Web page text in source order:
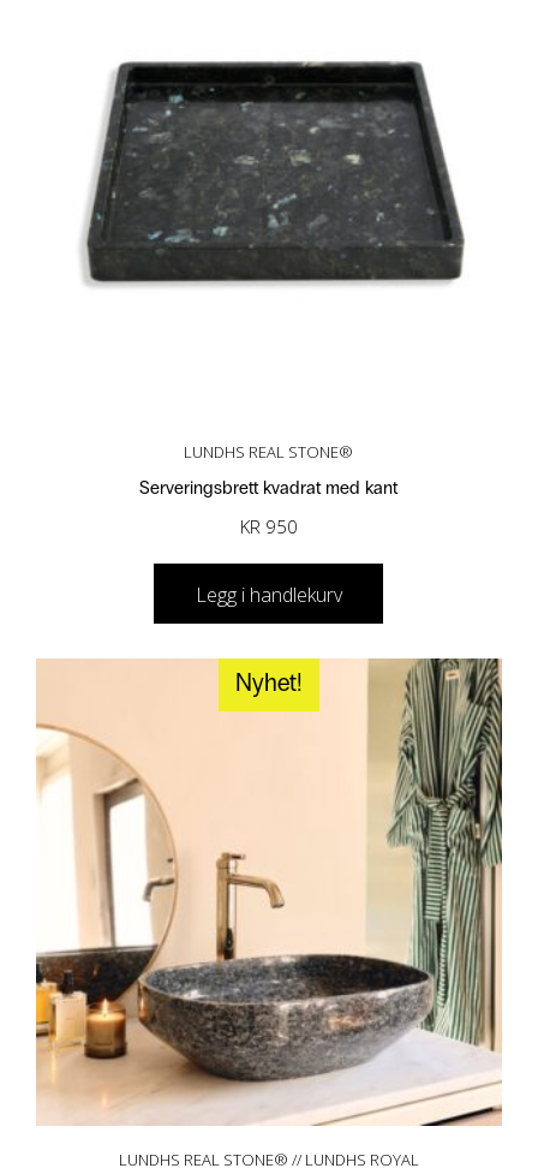
LUNDHS REAL STONE®
Serveringsbrett kvadrat med kant
KR950
Legg i handlekurv
Nyhet!
LUNDHS REAL STONE® // LUNDHS ROYAL